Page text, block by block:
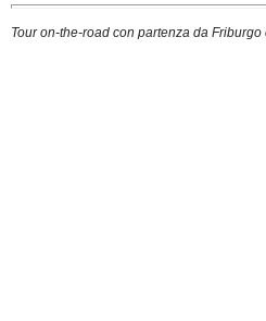
Tour on-the-road con partenza da